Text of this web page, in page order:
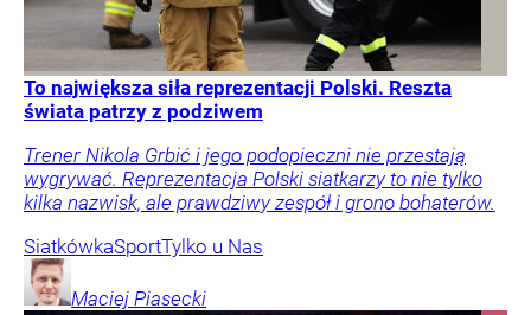
To największa siła reprezentacji Polski. Reszta
świata patrzy z podziwem
Trener Nikola Grbić i jego podopieczni nie przestają
wygrywać. Reprezentacja Polski siatkarzy to nie tylko
kilka nazwisk, ale prawdziwy zespół i grono bohaterów.
SiatkówkaSportTylko u Nas
Maciej Piasecki